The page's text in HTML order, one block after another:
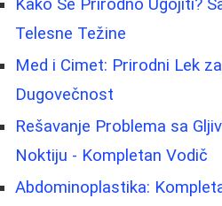
Kako Se Prirodno Ugojiti?
Telesne Težine
Med i Cimet: Prirodni Lek
Dugovečnost
Rešavanje Problema sa
Noktiju - Kompletan Vodič
Abdominoplastika: